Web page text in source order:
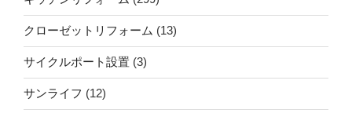
クローゼットリフォーム (13)
サイクルポート設置 (3)
サンライフ (12)